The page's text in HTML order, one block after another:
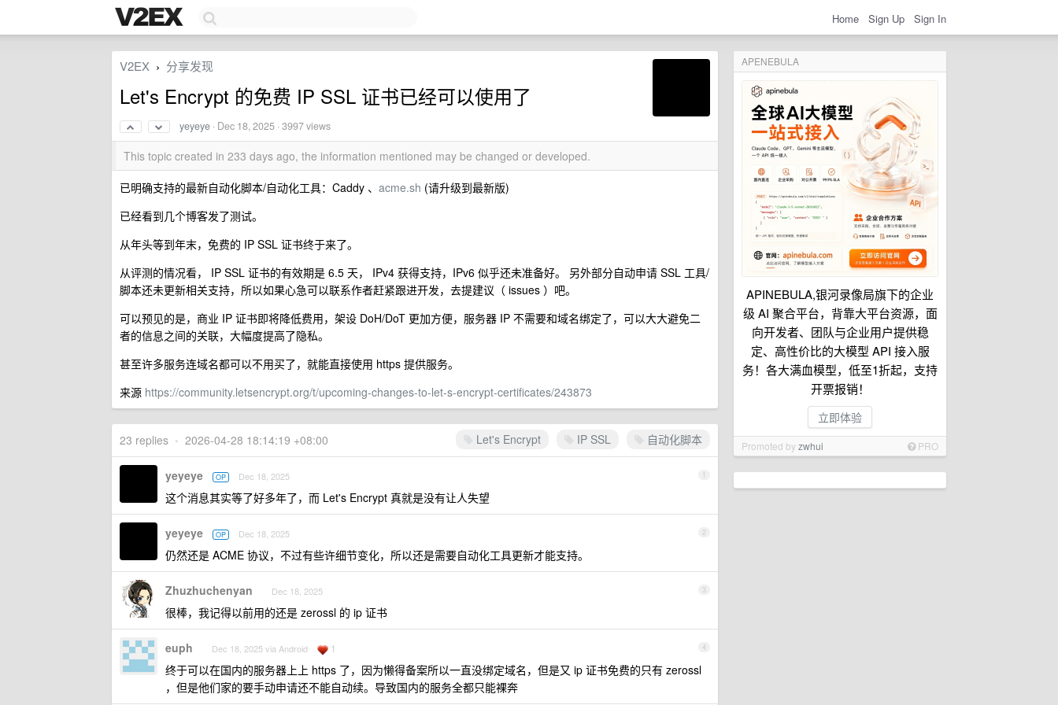
Home Sign Up Sign In
APENEBULA
APINEBULA,银河录像局旗下的企业
级 AI 聚合平台，背靠大平台资源，面
向开发者、团队与企业用户提供稳
定、高性价比的大模型 API 接入服
务！各大满血模型，低至1折起，支持
开票报销！
立即体验
Promoted byzwhui PRO
V2EX › 分享发现
Let's Encrypt 的免费 IP SSL 证书已经可以使用了
yeyeye · Dec 18, 2025 · 3997 views
This topic created in 233 days ago, the information mentioned may be changed or developed.
已明确支持的最新自动化脚本/自动化工具：Caddy 、 acme.sh (请升级到最新版)
已经看到几个博客发了测试。
从年头等到年末，免费的 IP SSL 证书终于来了。
从评测的情况看， IP SSL 证书的有效期是 6.5 天， IPv4 获得支持，IPv6 似乎还未准备好。 另外部分自动申请 SSL 工具/
脚本还未更新相关支持，所以如果心急可以联系作者赶紧跟进开发，去提建议（ issues ）吧。
可以预见的是，商业 IP 证书即将降低费用，架设 DoH/DoT 更加方便，服务器 IP 不需要和域名绑定了，可以大大避免二
者的信息之间的关联，大幅度提高了隐私。
甚至许多服务连域名都可以不用买了，就能直接使用 https 提供服务。
来源 https://community.letsencrypt.org/t/upcoming-changes-to-let-s-encrypt-certificates/243873
Let's Encrypt IP SSL 自动化脚本
23 replies • 2026-04-28 18:14:19 +08:00
1
yeyeye OP Dec 18, 2025
这个消息其实等了好多年了，而 Let's Encrypt 真就是没有让人失望
2
yeyeye OP Dec 18, 2025
仍然还是 ACME 协议，不过有些许细节变化，所以还是需要自动化工具更新才能支持。
3
Zhuzhuchenyan Dec 18, 2025
很棒，我记得以前用的还是 zerossl 的 ip 证书
4
euph Dec 18, 2025 via Android 1
终于可以在国内的服务器上上 https 了，因为懒得备案所以一直没绑定域名，但是又 ip 证书免费的只有 zerossl
，但是他们家的要手动申请还不能自动续。导致国内的服务全都只能裸奔